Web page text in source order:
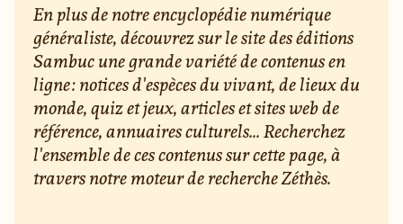
En plus de notre encyclopédie numérique
généraliste, découvrez sur le site des éditions
Sambuc une grande variété de contenus en
ligne : notices d'espèces du vivant, de lieux du
monde, quiz et jeux, articles et sites web de
référence, annuaires culturels... Recherchez
l'ensemble de ces contenus sur cette page, à
travers notre moteur de recherche Zéthès.